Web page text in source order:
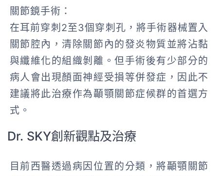
關節鏡手術：
在耳前穿刺2至3個穿刺孔，將手術器械置入
關節腔內，清除關節內的發炎物質並將沾黏
與纖維化的組織剝離。但手術後有少部分的
病人會出現顏面神經受損等併發症，因此不
建議將此治療作為顳顎關節症候群的首選方
式。
Dr. SKY創新觀點及治療
目前西醫透過病因位置的分類，將顳顎關節